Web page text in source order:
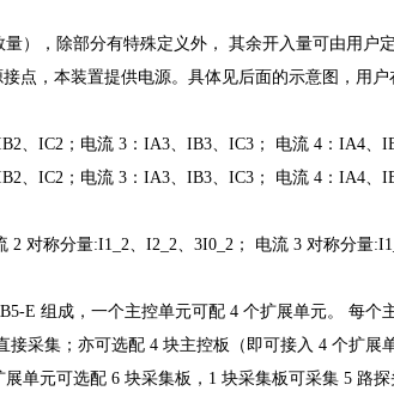
量），除部分有特殊定义外，其余开入量可由用户
点，本装置提供电源。具体见后面的示意图，用户
、IC2；电流 3：IA3、IB3、IC3； 电流 4：IA4、
、IC2；电流 3：IA3、IB3、IC3； 电流 4：IA4、
对称分量:I1_2、I2_2、3I0_2； 电流 3 对称分量
E 组成，一个主控单元可配 4个扩展单元。每个
接采集；亦可选配 4 块主控板（即可接入 4 个扩展
展单元可选配 6 块采集板，1 块采集板可采集 5 路